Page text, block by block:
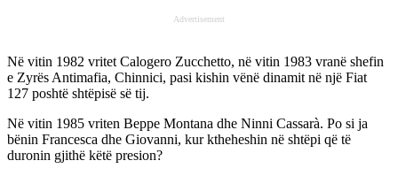
Advertisement
Në vitin 1982 vritet Calogero Zucchetto, në vitin 1983 vranë shefin
e Zyrës Antimafia, Chinnici, pasi kishin vënë dinamit në një Fiat
127 poshtë shtëpisë së tij.
Në vitin 1985 vriten Beppe Montana dhe Ninni Cassarà. Po si ja
bënin Francesca dhe Giovanni, kur ktheheshin në shtëpi që të
duronin gjithë këtë presion?